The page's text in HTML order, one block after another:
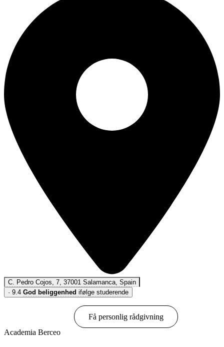
C. Pedro Cojos, 7, 37001 Salamanca, Spain
· 9.4 God beliggenhed ifølge studerende
Få personlig rådgivning
Academia Berceo